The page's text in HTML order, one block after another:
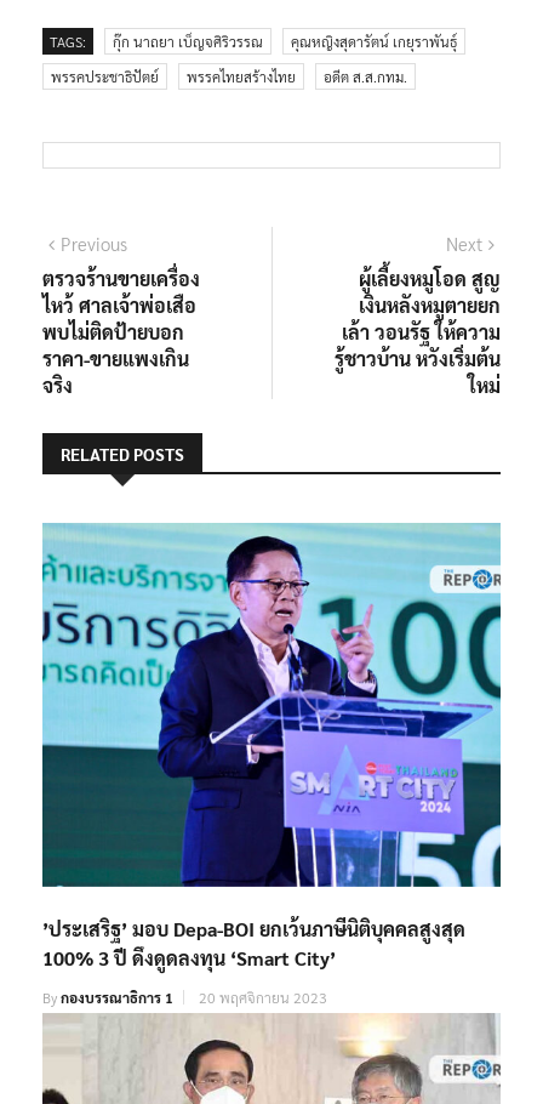
TAGS: กุ๊ก นาถยา เบ็ญจศิริวรรณ
คุณหญิงสุดารัตน์ เกยุราพันธุ์
พรรคประชาธิปัตย์
พรรคไทยสร้างไทย อดีต ส.ส.กทม.
แนะแนว
เรื่อง
PreviousPrevious
post:
ตรวจร้านขายเครื่อง
ไหว้ ศาลเจ้าพ่อเสือ
พบไม่ติดป้ายบอก
ราคา-ขายแพงเกิน
จริง
Next
ผู้เลี้ยงหมูโอด สูญ
เงินหลังหมูตายยก
เล้า วอนรัฐ ให้ความ
รู้ชาวบ้าน หวังเริ่มต้น
ใหม่
RELATED POSTS
’ประเสริฐ’ มอบ Depa-BOI ยกเว้นภาษีนิติบุคคลสูงสุด
100% 3 ปี ดึงดูดลงทุน ‘Smart City’
Byกองบรรณาธิการ 1 20 พฤศจิกายน 2023